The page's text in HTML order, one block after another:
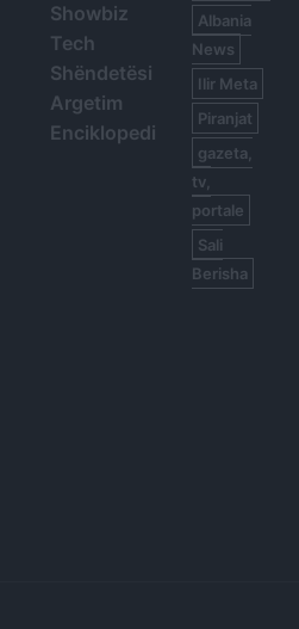
Showbiz
Tech
Shëndetësi
Argetim
Enciklopedi
Albania
News
Ilir Meta
Piranjat
gazeta,
tv,
portale
Sali
Berisha